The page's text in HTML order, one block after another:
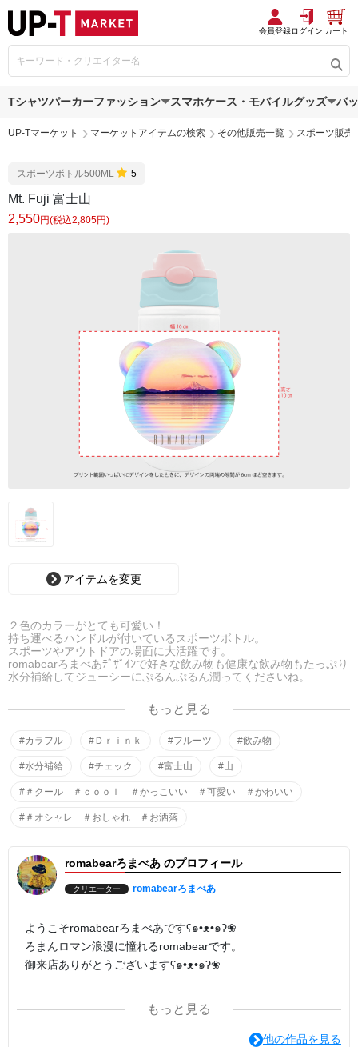
会員登録ログイン カート
Tシャツパーカーファッション スマホケース・モバイルグッズ バ
UP-Tマーケット マーケットアイテムの検索 その他販売一覧 スポーツ販売
スポーツボトル500ML 5
Mt. Fuji 富士山
2,550円(税込2,805円)
アイテムを変更
２色のカラーがとても可愛い！
持ち運べるハンドルが付いているスポーツボトル。
スポーツやアウトドアの場面に大活躍です。
romabearろまべあﾃﾞｻﾞｲﾝで好きな飲み物も健康な飲み物もたっぷり
水分補給してジューシーにぷるんぷるん潤ってくださいね。
もっと見る
#カラフル #Ｄｒｉｎｋ #フルーツ #飲み物
#水分補給 #チェック #富士山 #山
#＃クール ＃ｃｏｏｌ ＃かっこいい ＃可愛い ＃かわいい
#＃オシャレ ＃おしゃれ ＃お洒落
romabearろまべあ のプロフィール
クリエーター romabearろまべあ
ようこそromabearろまべあですʕ๑•ᴥ•๑ʔ❀
ろまんロマン浪漫に憧れるromabearです。
御来店ありがとうございますʕ๑•ᴥ•๑ʔ❀
ろまべあﾃﾞｻﾞｲﾝはｵﾘｼﾞﾅﾙｷｬｸﾀｰ 写真 ﾃﾞｼﾞﾀﾙｱｰﾄ 色鉛筆画 絵画
などさまざまに作っております。
もっと見る
他の作品を見る